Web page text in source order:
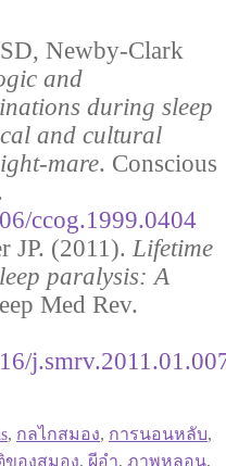
Newby-Clark
and
during sleep
and cultural
mare. Conscious
ccog.1999.0404
JP. (2011). Lifetime
paralysis: A
Med Rev.
, กลไกสมอง, การนอนหลับ,
ของสมอง, ผีอำ, ภาพหลอน,